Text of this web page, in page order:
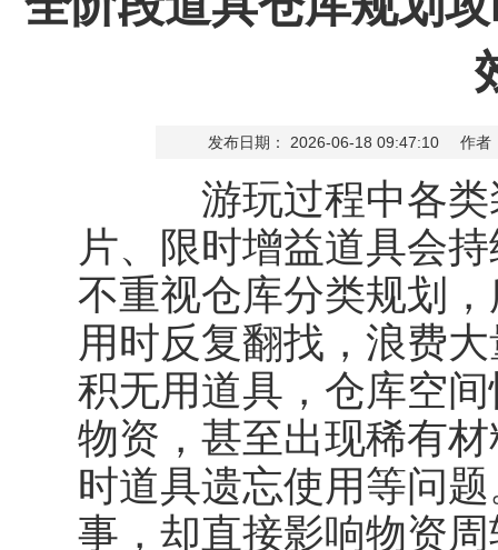
发布日期： 2026-06-18 09:47:10 作者
游玩过程中各类装
片、限时增益道具会
不重视仓库分类规划
用时反复翻找，浪费
积无用道具，仓库空
物资，甚至出现稀有
时道具遗忘使用等问
事，却直接影响物资